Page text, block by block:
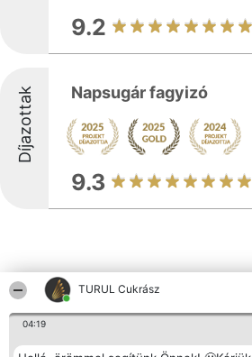
TURUL Cukrász
04:19
9.2
Díjazottak Napsugár fagyizó
9.3
Más cégek a környéken